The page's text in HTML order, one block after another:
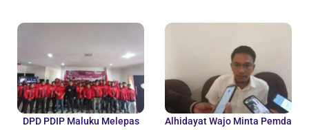
DPD PDIP Maluku Melepas Alhidayat Wajo Minta Pemda